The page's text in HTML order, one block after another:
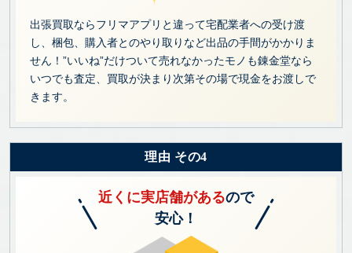
出張買取ならフリマアプリと違って宅配業者への受け渡
し、梱包、購入者とのやり取りなど出品の手間がかかりま
せん！”いいね”だけついて売れなかったモノも錬金堂なら
いつでも査定、買取が決まり次第その場で現金をお渡しで
きます。
理由 その4
近くに実店舗があるので
安心！